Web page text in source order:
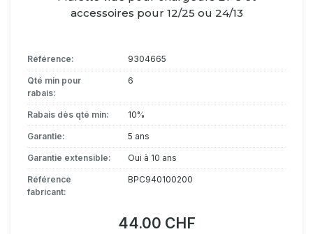
accessoires pour 12/25 ou 24/13
Référence: 9304665
Qté min pour
rabais:
6
Rabais dès qté min: 10%
Garantie: 5 ans
Garantie extensible: Oui à 10 ans
Référence
fabricant:
BPC940100200
44.00 CHF